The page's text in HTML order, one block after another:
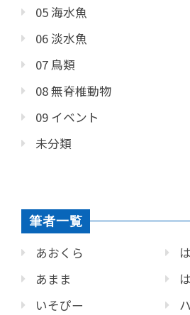
05 海水魚
06 淡水魚
07 鳥類
08 無脊椎動物
09 イベント
未分類
筆者一覧
あおくら
あまま
いそぴー